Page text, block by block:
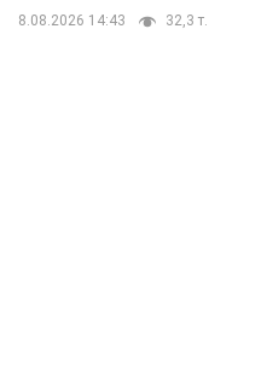
8.08.2026 14:43 32,3 т.